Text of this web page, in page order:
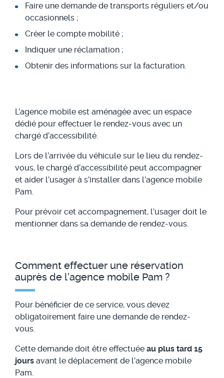
Faire une demande de transports réguliers et/ou
occasionnels ;
Créer le compte mobilité ;
Indiquer une réclamation ;
Obtenir des informations sur la facturation.
L’agence mobile est aménagée avec un espace
dédié pour effectuer le rendez-vous avec un
chargé d’accessibilité.
Lors de l’arrivée du véhicule sur le lieu du rendez-
vous, le chargé d’accessibilité peut accompagner
et aider l’usager à s’installer dans l’agence mobile
Pam.
Pour prévoir cet accompagnement, l’usager doit le
mentionner dans sa demande de rendez-vous.
Comment effectuer une réservation
auprès de l’agence mobile Pam ?
Pour bénéficier de ce service, vous devez
obligatoirement faire une demande de rendez-
vous.
Cette demande doit être effectuée au plus tard 15
jours avant le déplacement de l’agence mobile
Pam.